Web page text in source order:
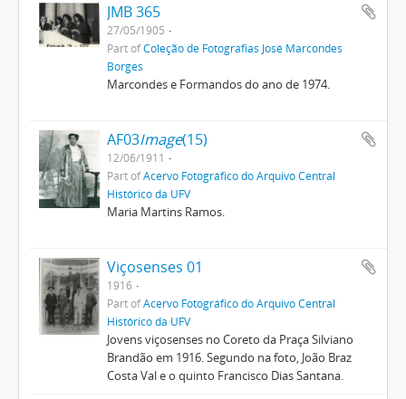
JMB 365
27/05/1905
Part ofColeção de Fotografias José Marcondes
Borges
Marcondes e Formandos do ano de 1974.
AF03Image(15)
12/06/1911
Part ofAcervo Fotográfico do Arquivo Central
Histórico da UFV
Maria Martins Ramos.
Viçosenses 01
1916
Part ofAcervo Fotográfico do Arquivo Central
Histórico da UFV
Jovens viçosenses no Coreto da Praça Silviano
Brandão em 1916. Segundo na foto, João Braz
Costa Val e o quinto Francisco Dias Santana.